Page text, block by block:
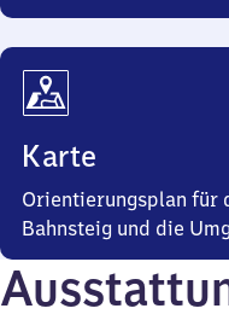
Karte
Orientierungsplan für
Bahnsteig und die